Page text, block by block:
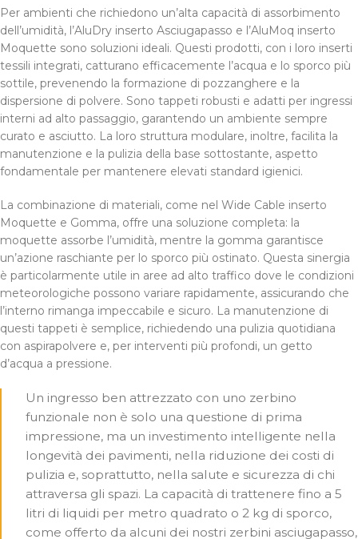
Per ambienti che richiedono un’alta capacità di assorbimento
dell’umidità, l’AluDry inserto Asciugapasso e l’AluMoq inserto
Moquette sono soluzioni ideali. Questi prodotti, con i loro inserti
tessili integrati, catturano efficacemente l’acqua e lo sporco più
sottile, prevenendo la formazione di pozzanghere e la
dispersione di polvere. Sono tappeti robusti e adatti per ingressi
interni ad alto passaggio, garantendo un ambiente sempre
curato e asciutto. La loro struttura modulare, inoltre, facilita la
manutenzione e la pulizia della base sottostante, aspetto
fondamentale per mantenere elevati standard igienici.
La combinazione di materiali, come nel Wide Cable inserto
Moquette e Gomma, offre una soluzione completa: la
moquette assorbe l’umidità, mentre la gomma garantisce
un’azione raschiante per lo sporco più ostinato. Questa sinergia
è particolarmente utile in aree ad alto traffico dove le condizioni
meteorologiche possono variare rapidamente, assicurando che
l’interno rimanga impeccabile e sicuro. La manutenzione di
questi tappeti è semplice, richiedendo una pulizia quotidiana
con aspirapolvere e, per interventi più profondi, un getto
d’acqua a pressione.
Un ingresso ben attrezzato con uno zerbino
funzionale non è solo una questione di prima
impressione, ma un investimento intelligente nella
longevità dei pavimenti, nella riduzione dei costi di
pulizia e, soprattutto, nella salute e sicurezza di chi
attraversa gli spazi. La capacità di trattenere fino a 5
litri di liquidi per metro quadrato o 2 kg di sporco,
come offerto da alcuni dei nostri zerbini asciugapasso,